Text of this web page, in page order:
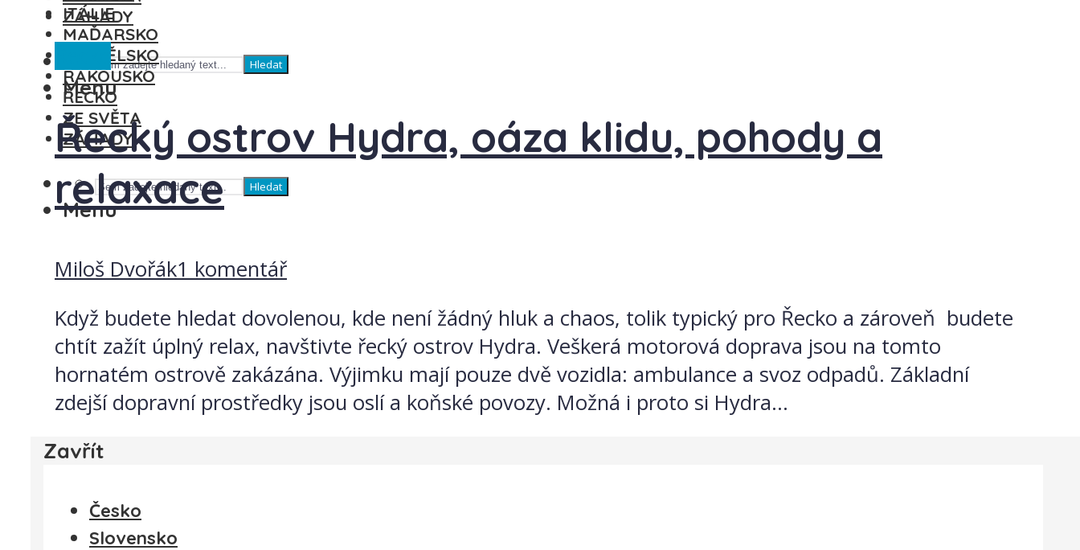
ZÁHADY
Hledat
Menu
ITÁLIE
MAĎARSKO
ŠPANĚLSKO
RAKOUSKO
ŘECKO
ZE SVĚTA
ZÁHADY
Hledat
Menu
Řecký ostrov Hydra, oáza klidu, pohody a
relaxace
Miloš Dvořák1 komentář
Když budete hledat dovolenou, kde není žádný hluk a chaos, tolik typický pro Řecko a zároveň budete
chtít zažít úplný relax, navštivte řecký ostrov Hydra. Veškerá motorová doprava jsou na tomto
hornatém ostrově zakázána. Výjimku mají pouze dvě vozidla: ambulance a svoz odpadů. Základní
zdejší dopravní prostředky jsou oslí a koňské povozy. Možná i proto si Hydra...
Zavřít
Česko
Slovensko